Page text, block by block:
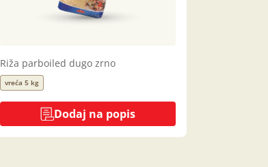
Riža parboiled dugo zrno
vreća 5 kg
Dodaj na popis